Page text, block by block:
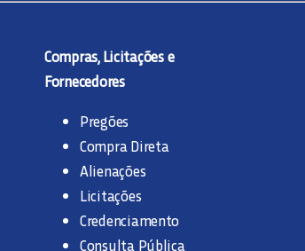
Compras, Licitações e
Fornecedores
Pregões
Compra Direta
Alienações
Licitações
Credenciamento
Consulta Pública